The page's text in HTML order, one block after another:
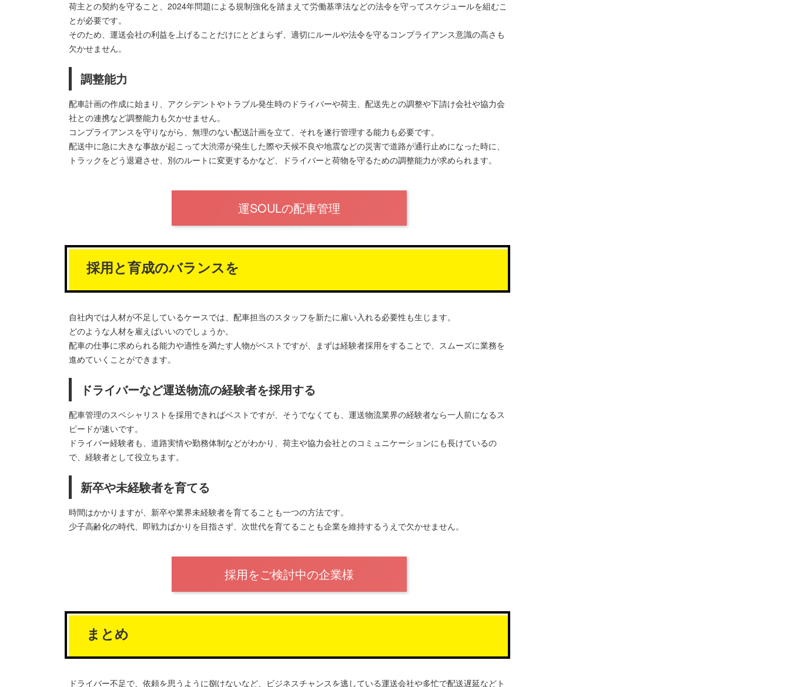
荷主との契約を守ること、2024年問題による規制強化を踏まえて労働基準法などの法令を守ってスケジュールを組むこ
とが必要です。
そのため、運送会社の利益を上げることだけにとどまらず、適切にルールや法令を守るコンプライアンス意識の高さも
欠かせません。
調整能力
配車計画の作成に始まり、アクシデントやトラブル発生時のドライバーや荷主、配送先との調整や下請け会社や協力会
社との連携など調整能力も欠かせません。
コンプライアンスを守りながら、無理のない配送計画を立て、それを遂行管理する能力も必要です。
配送中に急に大きな事故が起こって大渋滞が発生した際や天候不良や地震などの災害で道路が通行止めになった時に、
トラックをどう退避させ、別のルートに変更するかなど、ドライバーと荷物を守るための調整能力が求められます。
運SOULの配車管理
採用と育成のバランスを
自社内では人材が不足しているケースでは、配車担当のスタッフを新たに雇い入れる必要性も生じます。
どのような人材を雇えばいいのでしょうか。
配車の仕事に求められる能力や適性を満たす人物がベストですが、まずは経験者採用をすることで、スムーズに業務を
進めていくことができます。
ドライバーなど運送物流の経験者を採用する
配車管理のスペシャリストを採用できればベストですが、そうでなくても、運送物流業界の経験者なら一人前になるス
ピードが速いです。
ドライバー経験者も、道路実情や勤務体制などがわかり、荷主や協力会社とのコミュニケーションにも長けているの
で、経験者として役立ちます。
新卒や未経験者を育てる
時間はかかりますが、新卒や業界未経験者を育てることも一つの方法です。
少子高齢化の時代、即戦力ばかりを目指さず、次世代を育てることも企業を維持するうえで欠かせません。
採用をご検討中の企業様
まとめ
ドライバー不足で、依頼を思うように捌けないなど、ビジネスチャンスを逃している運送会社や多忙で配送遅延などト